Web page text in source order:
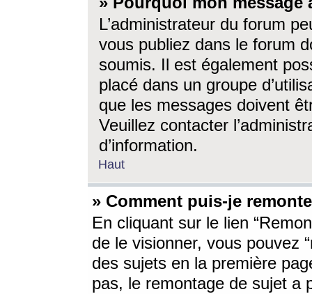
L’administrateur du forum
vous publiez dans le forum
soumis. Il est également
placé dans un groupe
que les messages doivent
Veuillez contacter
d’information.
Haut
» Comment puis-je
En cliquant sur le lien
de le visionner, vous pouvez
des sujets en la première
pas, le remontage de sujet a